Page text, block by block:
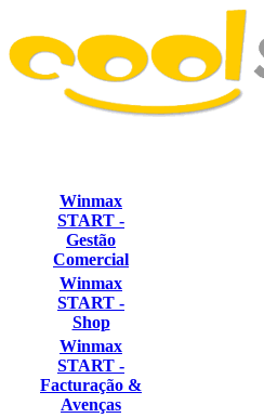
Winmax
START -
Gestão
Comercial
Winmax
START -
Shop
Winmax
START -
Facturação &
Avenças